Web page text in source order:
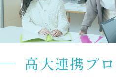
学部・大学院
Department
資格・就職for
高大連携プ